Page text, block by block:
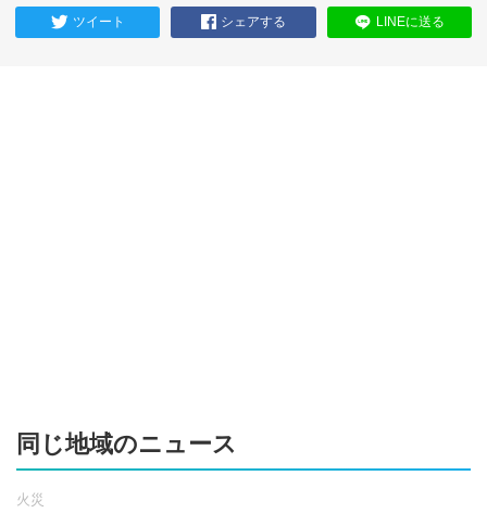
ツイート シェアする LINEに送る
同じ地域のニュース
火災